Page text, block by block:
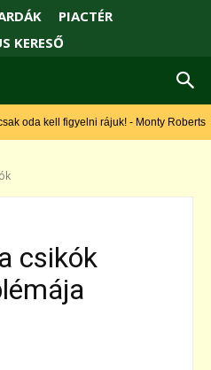
PIACTÉR
KERESŐ
oda kell figyelni rájuk! - Monty Roberts
csikók